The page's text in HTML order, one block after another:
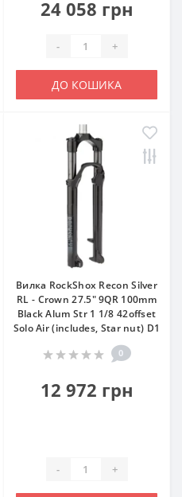
24 058 грн
- +
ДО КОШИКА
Вилка RockShox Recon Silver
RL - Crown 27.5" 9QR 100mm
Black Alum Str 1 1/8 42offset
Solo Air (includes, Star nut) D1
0
12 972 грн
- +